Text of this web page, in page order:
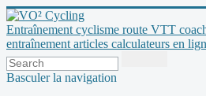
Entraînement cyclisme route VTT
entraînement articles calculateurs en
Basculer la navigation